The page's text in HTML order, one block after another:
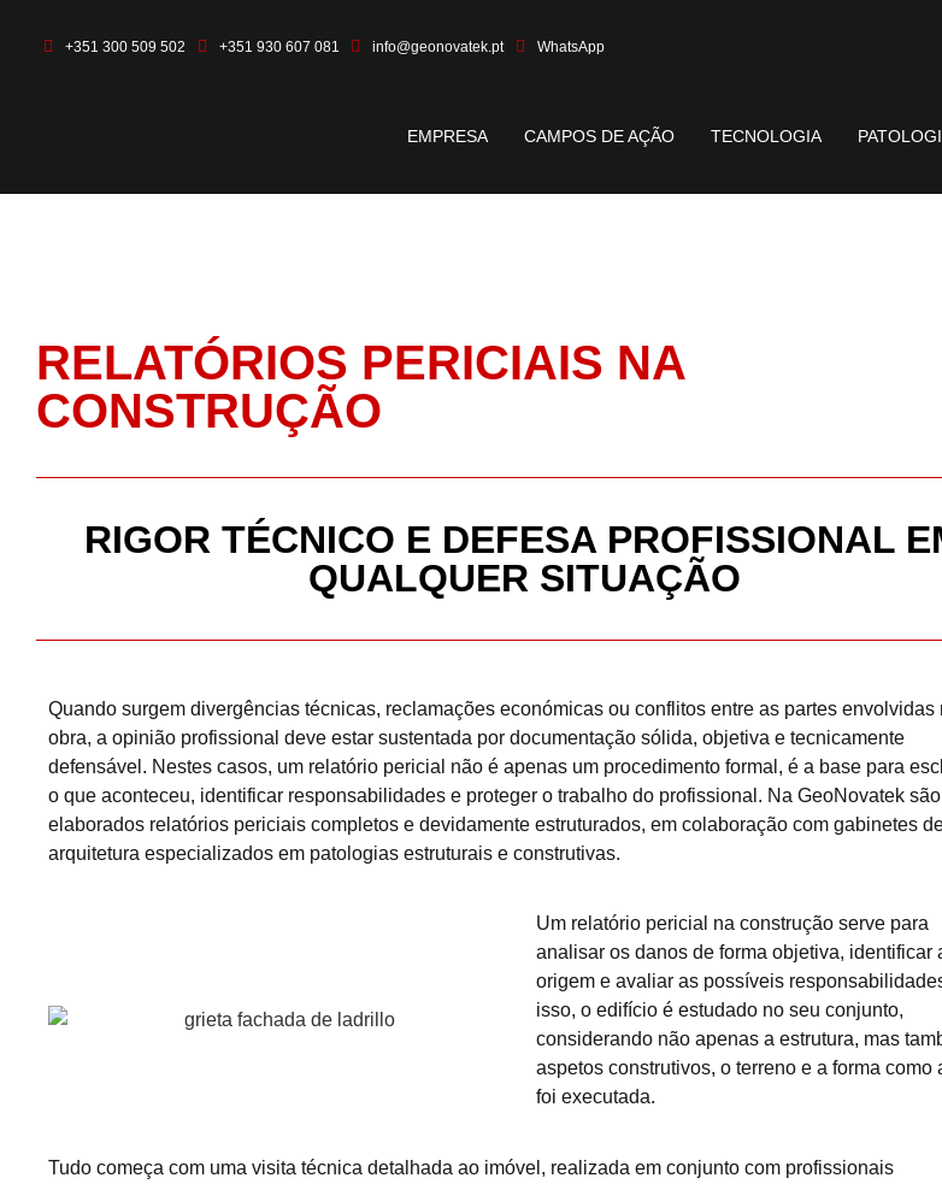
+351 300 509 502 +351 930 607 081 info@geonovatek.pt WhatsApp
EMPRESA CAMPOS DE AÇÃO TECNOLOGIA
RELATÓRIOS PERICIAIS NA
CONSTRUÇÃO
RIGOR TÉCNICO E DEFESA PROFISSIONAL
QUALQUER SITUAÇÃO
Quando surgem divergências técnicas, reclamações económicas ou conflitos entre as partes envolvidas
obra, a opinião profissional deve estar sustentada por documentação sólida, objetiva e tecnicamente
defensável. Nestes casos, um relatório pericial não é apenas um procedimento formal, é a base para
o que aconteceu, identificar responsabilidades e proteger o trabalho do profissional. Na GeoNovatek são
elaborados relatórios periciais completos e devidamente estruturados, em colaboração com gabinetes
arquitetura especializados em patologias estruturais e construtivas.
Um relatório pericial na construção serve para
analisar os danos de forma objetiva, identificar
origem e avaliar as possíveis
isso, o edifício é estudado no seu conjunto,
considerando não apenas a estrutura, mas
aspetos construtivos, o terreno e a forma como
foi executada.
Tudo começa com uma visita técnica detalhada ao imóvel, realizada em conjunto com profissionais